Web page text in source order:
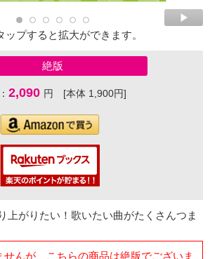
ップすると拡大ができます。
絶版
2,090 円 [本体 1,900円]
上がりたい！歌いたい曲がたくさんつま
んが、こちらの商品は絶版でございま